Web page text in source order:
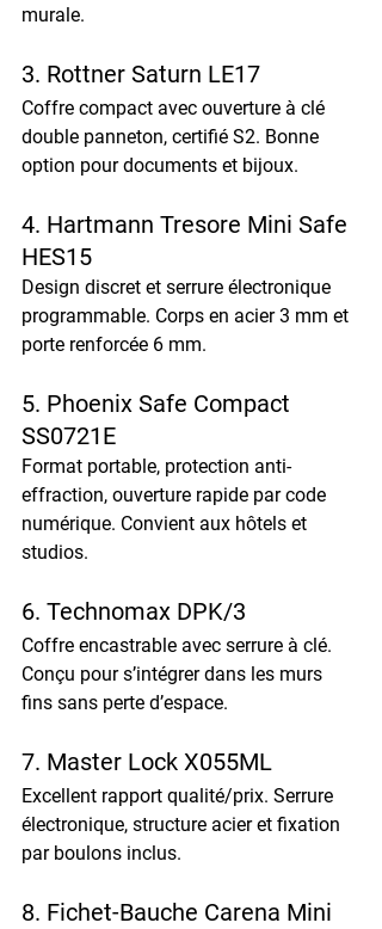
murale.
3. Rottner Saturn LE17
Coffre compact avec ouverture à clé
double panneton, certifié S2. Bonne
option pour documents et bijoux.
4. Hartmann Tresore Mini Safe
HES15
Design discret et serrure électronique
programmable. Corps en acier 3 mm et
porte renforcée 6 mm.
5. Phoenix Safe Compact
SS0721E
Format portable, protection anti-
effraction, ouverture rapide par code
numérique. Convient aux hôtels et
studios.
6. Technomax DPK/3
Coffre encastrable avec serrure à clé.
Conçu pour s’intégrer dans les murs
fins sans perte d’espace.
7. Master Lock X055ML
Excellent rapport qualité/prix. Serrure
électronique, structure acier et fixation
par boulons inclus.
8. Fichet-Bauche Carena Mini